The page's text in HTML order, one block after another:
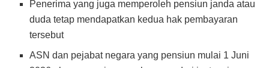
Penerima yang juga memperoleh pensiun janda atau
duda tetap mendapatkan kedua hak pembayaran
tersebut
ASN dan pejabat negara yang pensiun mulai 1 Juni